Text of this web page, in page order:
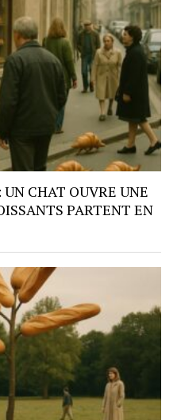
CHAT OUVRE UNE
PARTENT EN